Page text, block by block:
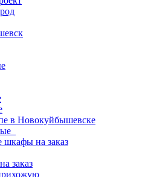
в Новокуйбышевске
на заказ
заказ